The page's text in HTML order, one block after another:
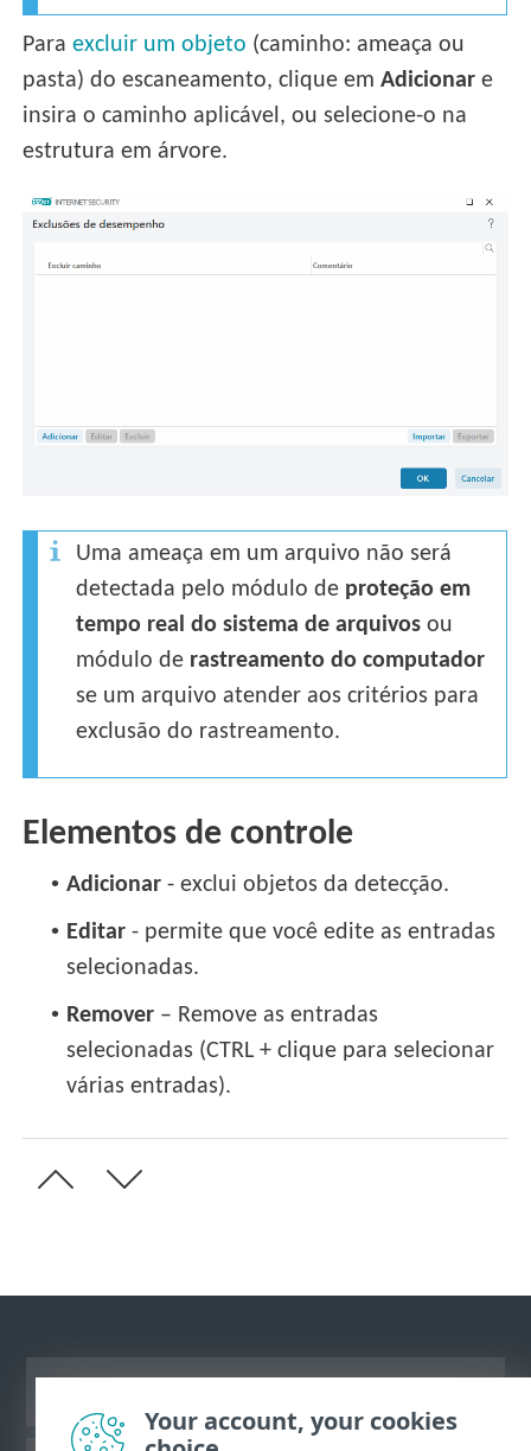
Paraexcluir um objeto (caminho: ameaça ou
pasta) do escaneamento, clique emAdicionar e
insira o caminho aplicável, ou selecione-o na
estrutura em árvore.
Uma ameaça em um arquivo não será
detectada pelo módulo de proteção em
tempo real do sistema de arquivos ou
módulo de rastreamento do computador
se um arquivo atender aos critérios para
exclusão do rastreamento.
Elementos de controle
• Adicionar - exclui objetos da detecção.
• Editar - permite que você edite as entradas
selecionadas.
• Remover – Remove as entradas
selecionadas (CTRL + clique para selecionar
várias entradas).
Your account, your cookies